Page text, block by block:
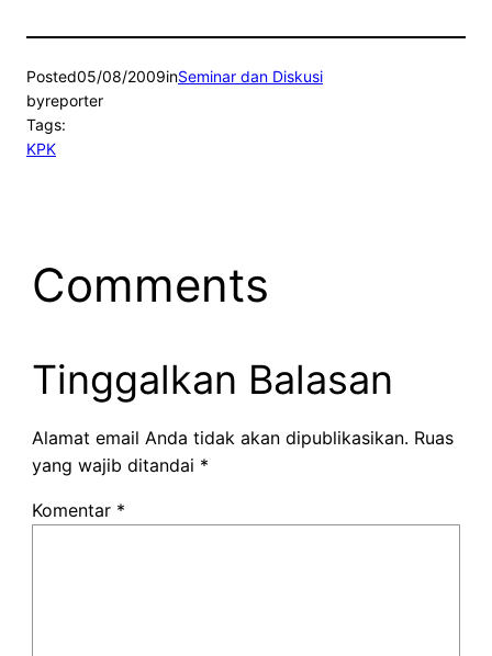
Posted05/08/2009inSeminar dan Diskusi
byreporter
Tags:
KPK
Comments
Tinggalkan Balasan
Alamat email Anda tidak akan dipublikasikan. Ruas
yang wajib ditandai *
Komentar *